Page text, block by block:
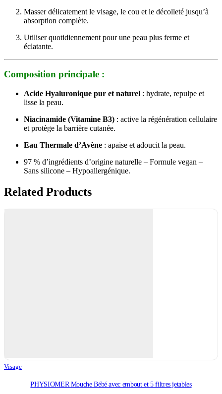
Masser délicatement le visage, le cou et le décolleté jusqu’à
absorption complète.
Utiliser quotidiennement pour une peau plus ferme et
éclatante.
Composition principale :
Acide Hyaluronique pur et naturel : hydrate, repulpe et
lisse la peau.
Niacinamide (Vitamine B3) : active la régénération cellulaire
et protège la barrière cutanée.
Eau Thermale d’Avène : apaise et adoucit la peau.
97 % d’ingrédients d’origine naturelle – Formule vegan –
Sans silicone – Hypoallergénique.
Related Products
Visage
PHYSIOMER Mouche Bébé avec embout et 5 filtres jetables